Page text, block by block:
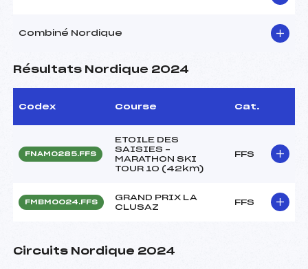
Combiné Nordique
Résultats Nordique 2024
Codex Course Cat.
FNAM0285.FFS
ETOILE DES
SAISIES –
MARATHON SKI
TOUR 10 (42km)
FFS
FMBM0024.FFS
GRAND PRIX LA
CLUSAZ
FFS
Circuits Nordique 2024